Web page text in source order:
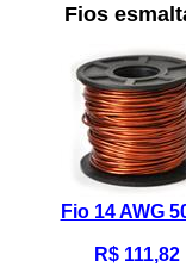
Fios
Fio 14 AWG
R$ 111,82